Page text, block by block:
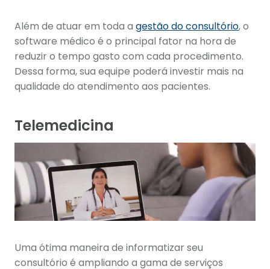
Além de atuar em toda a gestão do consultório, o
software médico é o principal fator na hora de
reduzir o tempo gasto com cada procedimento.
Dessa forma, sua equipe poderá investir mais na
qualidade do atendimento aos pacientes.
Telemedicina
Uma ótima maneira de informatizar seu
consultório é ampliando a gama de serviços